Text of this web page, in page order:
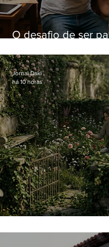
O desafio de ser
Jornal Daki
há 10 horas